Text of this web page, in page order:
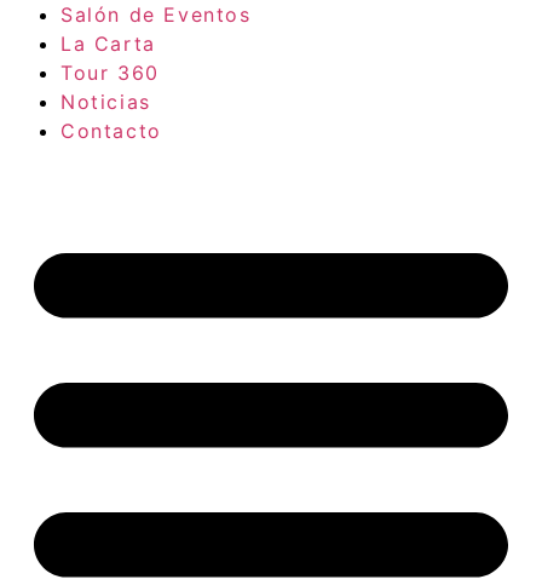
Salón de Eventos
La Carta
Tour 360
Noticias
Contacto